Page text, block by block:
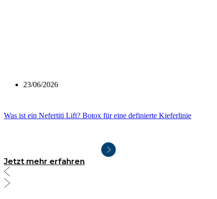
23/06/2026
Was ist ein Nefertiti Lift? Botox für eine definierte Kieferlinie
Jetzt mehr erfahren